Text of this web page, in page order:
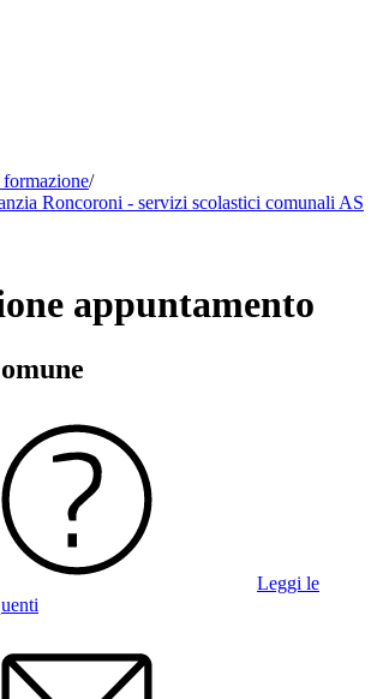
/
Roncoroni - servizi scolastici comunali AS
appuntamento
Leggi le